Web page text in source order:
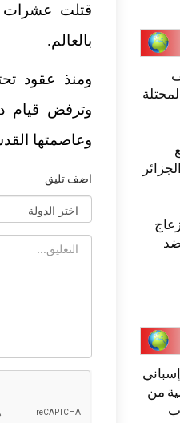
قتلت عشرات
بالعالم.
ومنذ عقود
وعاصمتها
اضف تليق
من